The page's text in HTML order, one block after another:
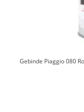
Gebinde Piaggio 080